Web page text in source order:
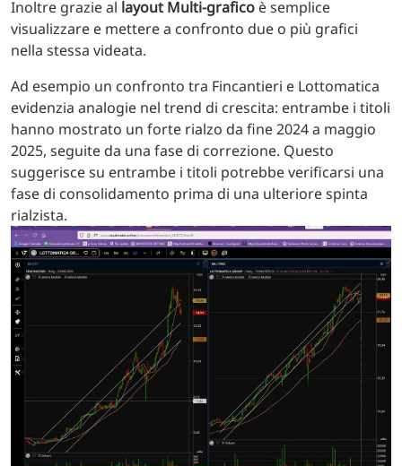
Inoltre grazie al layout Multi-grafico è semplice
visualizzare e mettere a confronto due o più grafici
nella stessa videata.
Ad esempio un confronto tra Fincantieri e Lottomatica
evidenzia analogie nel trend di crescita: entrambe i titoli
hanno mostrato un forte rialzo da fine 2024 a maggio
2025, seguite da una fase di correzione. Questo
suggerisce su entrambe i titoli potrebbe verificarsi una
fase di consolidamento prima di una ulteriore spinta
rialzista.